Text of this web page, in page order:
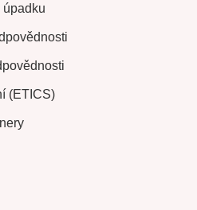
úpadku
(ETICS)